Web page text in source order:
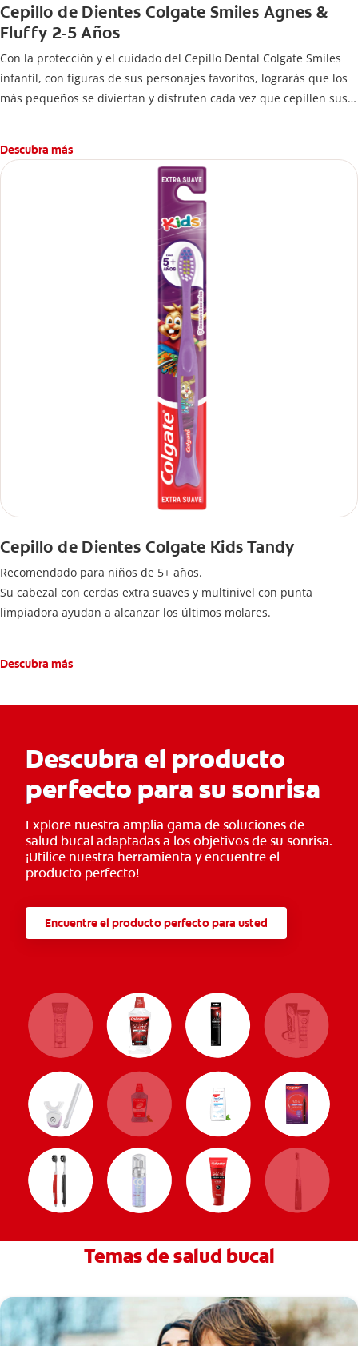
Cepillo de Dientes Colgate Smiles Agnes &
Fluffy 2-5 Años
Con la protección y el cuidado del Cepillo Dental Colgate Smiles
infantil, con figuras de sus personajes favoritos, lograrás que los
más pequeños se diviertan y disfruten cada vez que cepillen sus
Descubra más
Cepillo de Dientes Colgate Kids Tandy
Recomendado para niños de 5+ años.
Su cabezal con cerdas extra suaves y multinivel con punta
limpiadora ayudan a alcanzar los últimos molares.
Descubra más
Descubra el producto
perfecto para su sonrisa
Explore nuestra amplia gama de soluciones de
salud bucal adaptadas a los objetivos de su sonrisa.
¡Utilice nuestra herramienta y encuentre el
producto perfecto!
Encuentre el producto perfecto para usted
Temas de salud bucal